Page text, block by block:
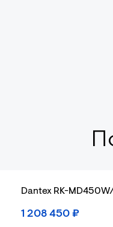
Dantex RK-
1 208 450 ₽